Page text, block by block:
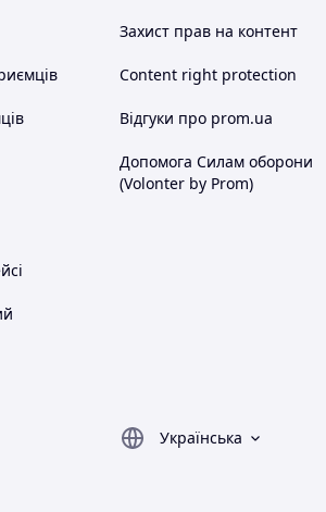
Захист прав на контент
Content right protection
Відгуки про prom.ua
Допомога Силам оборони
(Volonter by Prom)
Українська